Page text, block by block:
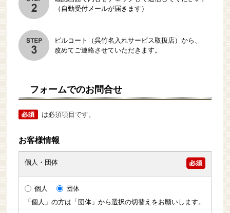
（自動受付メールが届きます）
ビルコート（呉竹名入れサービス取扱店）から、
改めてご連絡させていただきます。
フォームでのお問合せ
は必須項目です。
お客様情報
個人・団体
個人
団体
「個人」の方は「団体」から選択の切替えをお願いします。